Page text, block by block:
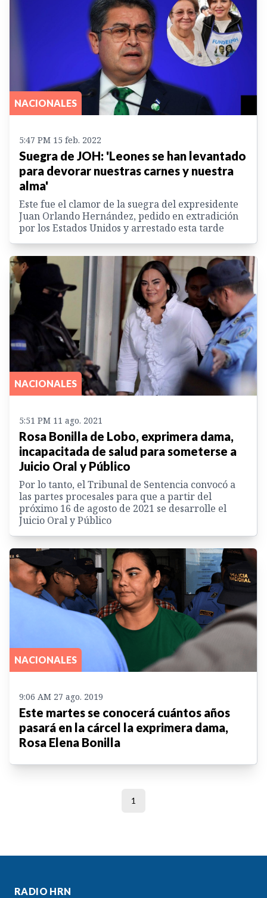
NACIONALES
5:47 PM 15 feb. 2022
Suegra de JOH: 'Leones se han levantado
para devorar nuestras carnes y nuestra
alma'
Este fue el clamor de la suegra del expresidente
Juan Orlando Hernández, pedido en extradición
por los Estados Unidos y arrestado esta tarde
NACIONALES
5:51 PM 11 ago. 2021
Rosa Bonilla de Lobo, exprimera dama,
incapacitada de salud para someterse a
Juicio Oral y Público
Por lo tanto, el Tribunal de Sentencia convocó a
las partes procesales para que a partir del
próximo 16 de agosto de 2021 se desarrolle el
Juicio Oral y Público
NACIONALES
9:06 AM 27 ago. 2019
Este martes se conocerá cuántos años
pasará en la cárcel la exprimera dama,
Rosa Elena Bonilla
1
RADIO HRN